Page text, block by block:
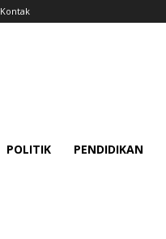
Kontak
POLITIK PENDIDIKAN